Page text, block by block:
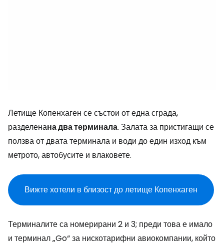
Летище Копенхаген се състои от една сграда,
разделенана два терминала. Залата за пристигащи се
ползва от двата терминала и води до един изход към
метрото, автобусите и влаковете.
Вижте хотели в близост до летище Копенхаген
Терминалите са номерирани 2 и 3; преди това е имало
и терминал „Go“ за нискотарифни авиокомпании, който